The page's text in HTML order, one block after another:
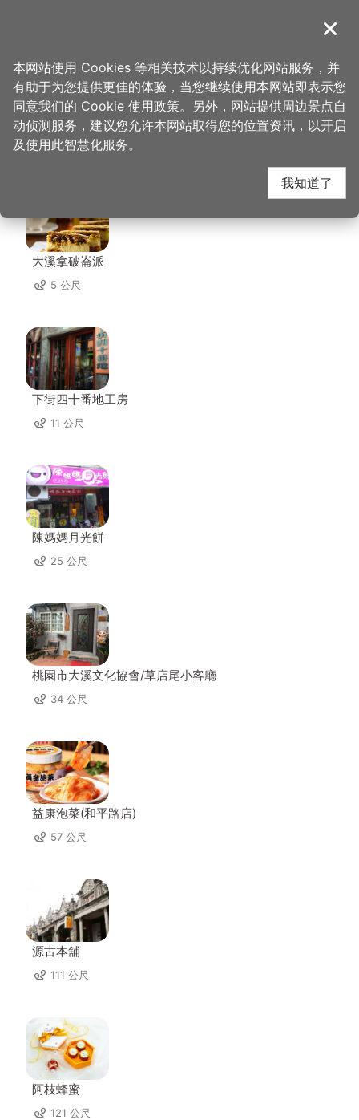
導覽
首页 > 想去的地方 > 住宿 > 和平92民宿
和平92民宿 周边店家
大溪拿破崙派
5 公尺
下街四十番地工房
11 公尺
陳媽媽月光餅
25 公尺
桃園市大溪文化協會/草店尾小客廳
34 公尺
益康泡菜(和平路店)
57 公尺
源古本舖
111 公尺
阿枝蜂蜜
121 公尺
关闭
本网站使用 Cookies 等相关技术以持续优化网站服务，并
有助于为您提供更佳的体验，当您继续使用本网站即表示您
同意我们的 Cookie 使用政策。另外，网站提供周边景点自
动侦测服务，建议您允许本网站取得您的位置资讯，以开启
及使用此智慧化服务。
我知道了